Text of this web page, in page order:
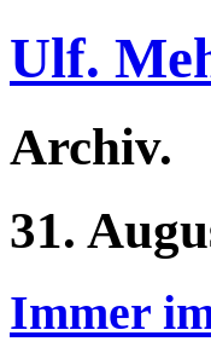
Ulf.
Archiv.
31.
Immer